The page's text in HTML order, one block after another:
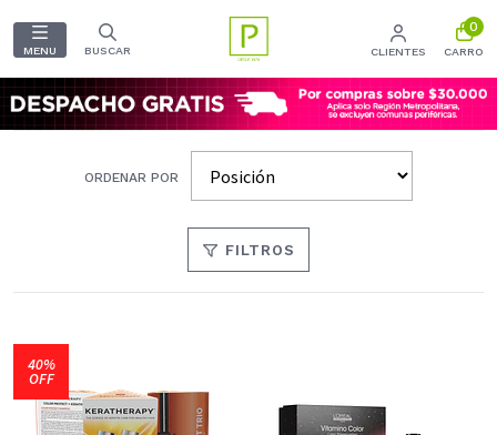
MENU BUSCAR CLIENTES
0
CARRO
ORDENAR POR
FILTROS
40%
OFF